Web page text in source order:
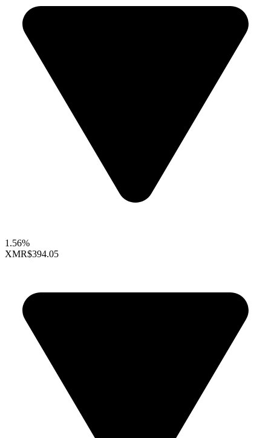
1.56%
XMR$394.05